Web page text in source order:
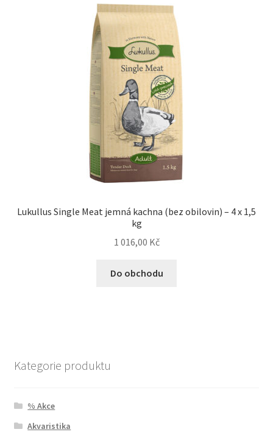
Lukullus Single Meat jemná kachna (bez obilovin) – 4 x 1,5
kg
1 016,00 Kč
Do obchodu
Kategorie produktu
% Akce
Akvaristika